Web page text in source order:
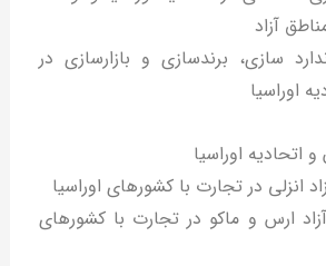
آزاد
سازی، برندسازی و بازارسازی در
اوراسیا
اتحادیه اوراسیا
انزلی در تجارت با کشورهای اوراسیا
ارس و ماکو در تجارت با کشورهای